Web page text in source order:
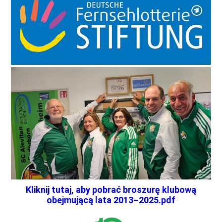
Kliknij tutaj, aby pobrać broszurę klubową
obejmującą lata 2013–2025.pdf